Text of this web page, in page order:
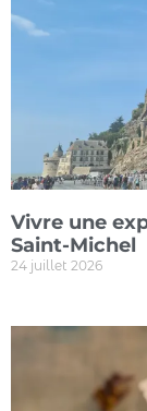
Vivre une
Saint-Michel
24 juillet 2026